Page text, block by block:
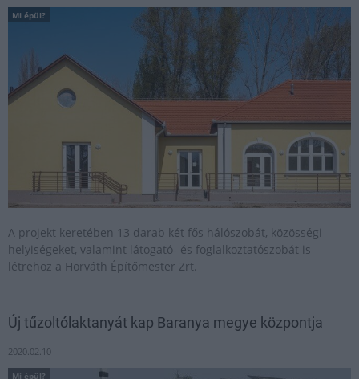
Mi épül?
A projekt keretében 13 darab két fős hálószobát, közösségi
helyiségeket, valamint látogató- és foglalkoztatószobát is
létrehoz a Horváth Építőmester Zrt.
Új tűzoltólaktanyát kap Baranya megye központja
2020.02.10
Mi épül?